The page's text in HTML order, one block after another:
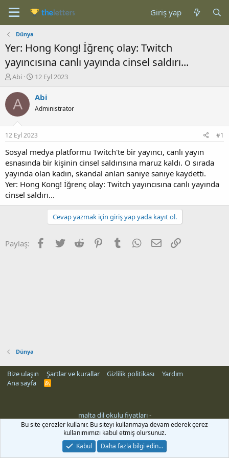
Giriş yap
Dünya
Yer: Hong Kong! İğrenç olay: Twitch
yayıncısına canlı yayında cinsel saldırı...
K
n
b
u
u
b
a
l
a
t
a
n
Abi
B
ş
a
g
ı
ç
t
a
r
i
h
i
12 Eyl 2023
A Abi
Administrator
12 Eyl 2023 #1
Sosyal medya platformu Twitch'te bir yayıncı, canlı yayın
esnasında bir kişinin cinsel saldırısına maruz kaldı. O sırada
yayında olan kadın, skandal anları saniye saniye kaydetti.
Yer: Hong Kong! İğrenç olay: Twitch yayıncısına canlı yayında
cinsel saldırı...
Cevap yazmak için giriş yap yada kayıt ol.
Paylaş: Facebook
Twitter Reddit PinterestTumblr WhatsApp
E-posta
Dünya
Bize ulaşın Şartlar ve kurallar Gizlilik politikası
Yardım
Ana sayfa
R
malta dil okulu fiyatları-
Bu site çerezler kullanır. Bu siteyi kullanmaya devam ederek çerez
kullanımımızı kabul etmiş olursunuz.
Kabul
Daha fazla bilgi edin…